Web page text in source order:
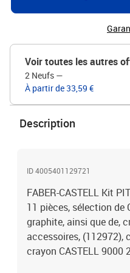
Voir toutes les autres
2 Neufs —
À partir de 33,59 €
Description
ID 4005401129721
FABER-CASTELL Kit
11 pièces, sélection de
graphite, ainsi que de,
accessoires, (112972),
crayon CASTELL 9000